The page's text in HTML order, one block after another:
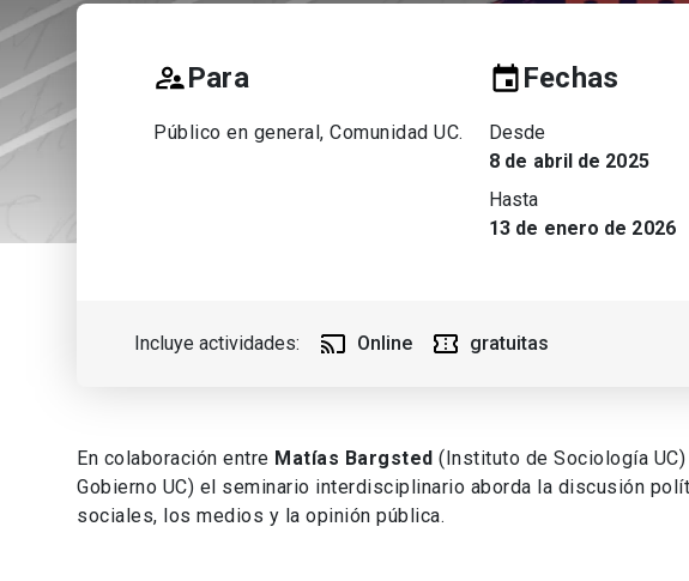
Para
Público en general, Comunidad UC.
Fechas
Desde
8 de abril de 2025
Hasta
13 de enero de 2026
Incluye actividades: Online gratuitas
En colaboración entre Matías Bargsted (Instituto de Sociología UC)
Gobierno UC) el seminario interdisciplinario aborda la discusión
sociales, los medios y la opinión pública.